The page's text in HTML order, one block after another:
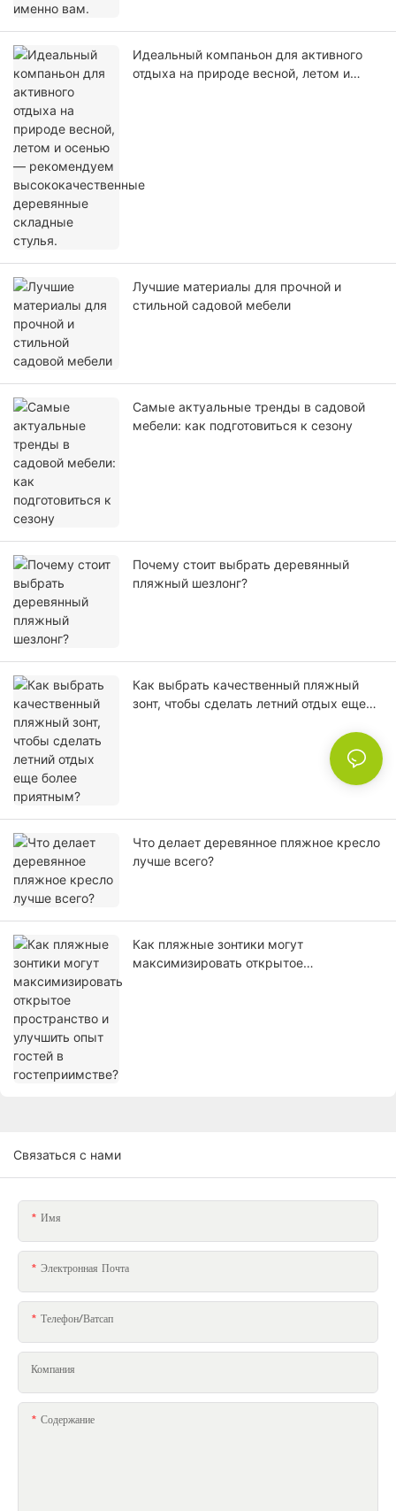
Идеальный компаньон для активного
отдыха на природе весной, летом и
Лучшие материалы для прочной и
стильной садовой мебели
Самые актуальные тренды в садовой
мебели: как подготовиться к сезону
Почему стоит выбрать деревянный
пляжный шезлонг?
Как выбрать качественный пляжный
зонт, чтобы сделать летний отдых еще
Что делает деревянное пляжное кресло
лучше всего?
Как пляжные зонтики могут
максимизировать открытое
Связаться с нами
Имя
Электронная Почта
Телефон/ватсап
Компания
Содержание